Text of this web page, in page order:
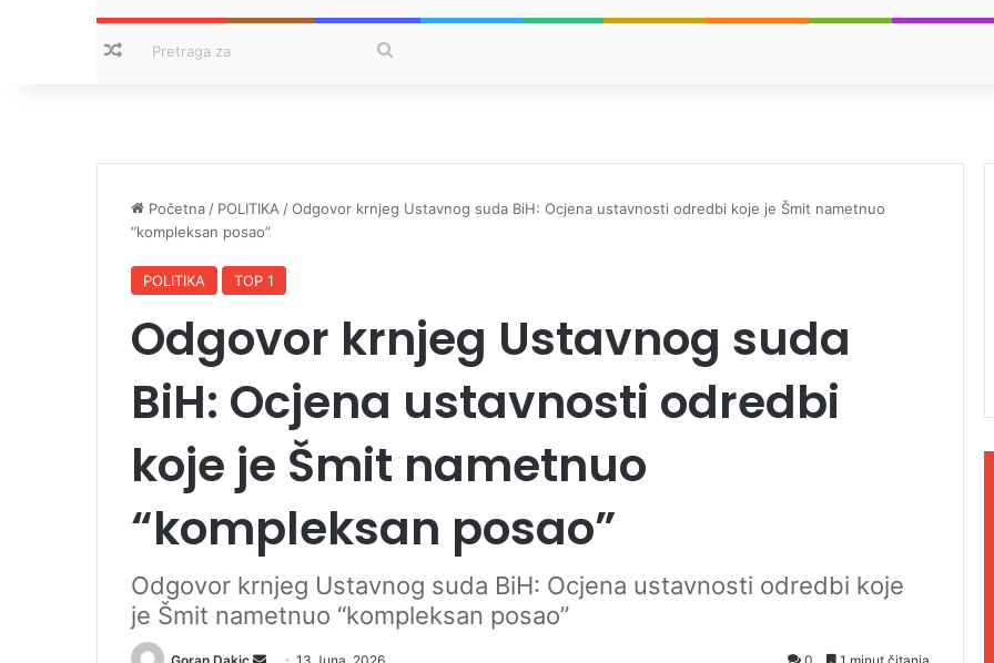
Nasumični tekstovi
Početna / POLITIKA /Odgovor krnjeg Ustavnog suda BiH: Ocjena ustavnosti odredbi koje je Šmit nametnuo
“kompleksan posao”
POLITIKA TOP 1
Odgovor krnjeg Ustavnog suda
BiH: Ocjena ustavnosti odredbi
koje je Šmit nametnuo
“kompleksan posao”
Odgovor krnjeg Ustavnog suda BiH: Ocjena ustavnosti odredbi koje
je Šmit nametnuo “kompleksan posao”